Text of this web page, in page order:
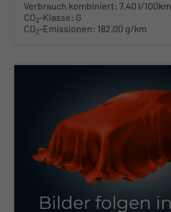
Verbrauch kombiniert: 7,40 l/100km
CO2-Klasse: G
CO2-Emissionen: 182,00 g/km